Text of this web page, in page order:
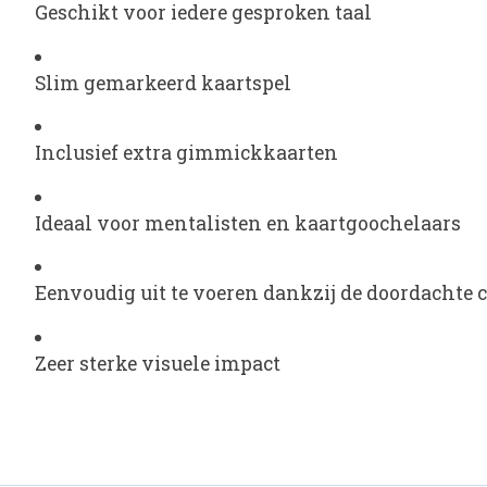
Geschikt voor iedere gesproken taal
Slim gemarkeerd kaartspel
Inclusief extra gimmickkaarten
Ideaal voor mentalisten en kaartgoochelaars
Eenvoudig uit te voeren dankzij de doordachte
Zeer sterke visuele impact